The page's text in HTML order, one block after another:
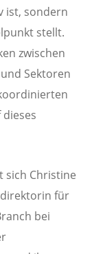
ist, sondern
stellt.
zwischen
Sektoren
sich Christine
für
bei